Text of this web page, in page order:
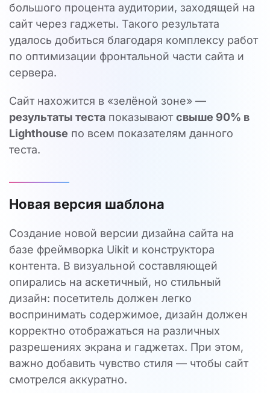
большого процента аудитории, заходящей на
сайт через гаджеты. Такого результата
удалось добиться благодаря комплексу работ
по оптимизации фронтальной части сайта и
сервера.
Сайт нахожится в «зелёной зоне» —
результаты теста показываютсвыше 90% в
Lighthouse по всем показателям данного
теста.
Новая версия шаблона
Создание новой версии дизайна сайта на
базе фреймворка Uikit и конструктора
контента. В визуальной составляющей
опирались на аскетичный, но стильный
дизайн: посетитель должен легко
воспринимать содержимое, дизайн должен
корректно отображаться на различных
разрешениях экрана и гаджетах. При этом,
важно добавить чувство стиля — чтобы сайт
смотрелся аккуратно.